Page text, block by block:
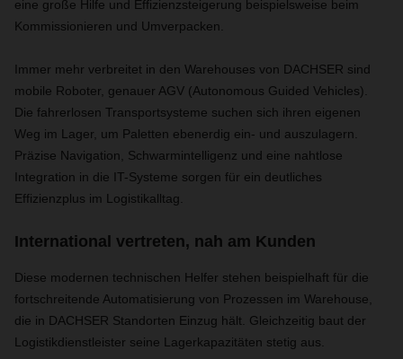
eine große Hilfe und Effizienzsteigerung beispielsweise beim
Kommissionieren und Umverpacken.
Immer mehr verbreitet in den Warehouses von DACHSER sind
mobile Roboter, genauer AGV (Autonomous Guided Vehicles).
Die fahrerlosen Transportsysteme suchen sich ihren eigenen
Weg im Lager, um Paletten ebenerdig ein- und auszulagern.
Präzise Navigation, Schwarmintelligenz und eine nahtlose
Integration in die IT-Systeme sorgen für ein deutliches
Effizienzplus im Logistikalltag.
International vertreten, nah am Kunden
Diese modernen technischen Helfer stehen beispielhaft für die
fortschreitende Automatisierung von Prozessen im Warehouse,
die in DACHSER Standorten Einzug hält. Gleichzeitig baut der
Logistikdienstleister seine Lagerkapazitäten stetig aus.